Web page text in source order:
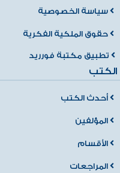
سياسة الخصوصية
حقوق الملكية الفكرية
تطبيق مكتبة فورريد
الكتب
أحدث الكتب
المؤلفين
الأقسام
المراجعات